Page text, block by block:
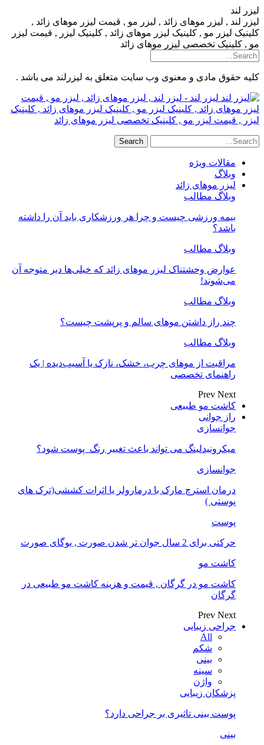
لیزر لند
لیزر لند , لیزر موهای زائد , لیزر مو , قیمت لیزر موهای زائد ,
کلینیک لیزر مو , کلینیک لیزر موهای زائد , کلینیک لیزر , قیمت لیزر
مو , کلینیک تخصصی لیزر موهای زائد
کلیه حقوق مادی و معنوی وب سایت متعلق به لیزرلند می باشد .
لیزر لند - لیزر لند , لیزر موهای زائد , لیزر مو , قیمت
لیزر موهای زائد , کلینیک لیزر مو , کلینیک لیزر موهای زائد , کلینیک
لیزر , قیمت لیزر مو , کلینیک تخصصی لیزر موهای زائد
مقالات ویژه
وبلاگ
لیزر موهای زائد
وبلاگ مطالب
بیمه ورزشی چیست و چرا هر ورزشکاری باید آن را داشته
باشد؟
وبلاگ مطالب
عوارض وحشتناک لیزر موهای زائد که خیلی‌ها دیر متوجه آن
می‌شوند!
وبلاگ مطالب
چند راز داشتن موهای سالم و پرپشت چیست؟
وبلاگ مطالب
مراقبت از موهای چرب، خشک، نازک یا آسیب‌دیده | یک
راهنمای تخصصی
Prev Next
کاشت مو طبیعی
راز جوانی
جوانسازی
میکرونیدلینگ می تواند باعث تغییر رنگ ‍ پوست شود؟
جوانسازی
درمان استرچ مارک با درمارولر یا اثرات کششی(ترک های
پوستی )
پوست
حرکتی برای 2 سال جوان تر شدن صورت , یوگای صورت
کاشت مو
کاشت مو در گرگان , قیمت و هزینه کاشت مو طبیعی در
گرگان
Prev Next
جراحی زیبایی
All
شکم
بینی
سینه
واژن
پزشکان زیبایی
پوست بینی تاثیری بر جراحی دارد؟
بینی